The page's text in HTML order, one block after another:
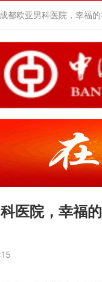
成都欧亚男科医院，幸福
医院，幸福